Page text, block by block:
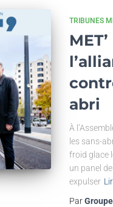
TRIBUNES
abri
À
les sans-
froid glace
un panel
expulser
Par